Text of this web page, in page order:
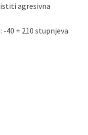
agresivna
+ 210 stupnjeva.